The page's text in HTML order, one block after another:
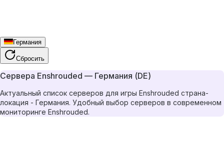
Германия
Сбросить
Сервера Enshrouded — Германия (DE)
Актуальный список серверов для игры Enshrouded страна-
локация - Германия. Удобный выбор серверов в современном
мониторинге Enshrouded.